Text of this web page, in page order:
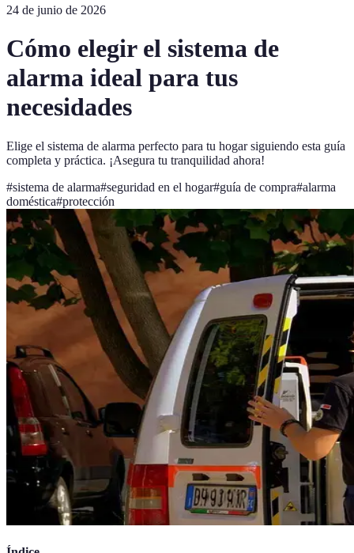
24 de junio de 2026
Cómo elegir el sistema de
alarma ideal para tus
necesidades
Elige el sistema de alarma perfecto para tu hogar siguiendo esta guía
completa y práctica. ¡Asegura tu tranquilidad ahora!
#sistema de alarma#seguridad en el hogar#guía de compra#alarma
doméstica#protección